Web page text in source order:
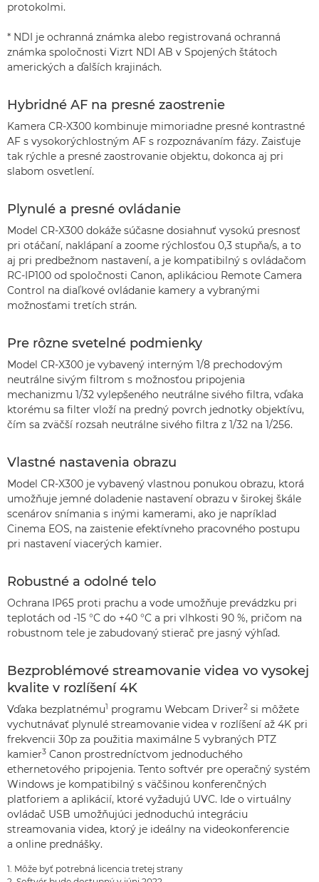
protokolmi.
* NDI je ochranná známka alebo registrovaná ochranná
známka spoločnosti Vizrt NDI AB v Spojených štátoch
amerických a ďalších krajinách.
Hybridné AF na presné zaostrenie
Kamera CR-X300 kombinuje mimoriadne presné kontrastné
AF s vysokorýchlostným AF s rozpoznávaním fázy. Zaisťuje
tak rýchle a presné zaostrovanie objektu, dokonca aj pri
slabom osvetlení.
Plynulé a presné ovládanie
Model CR-X300 dokáže súčasne dosiahnuť vysokú presnosť
pri otáčaní, naklápaní a zoome rýchlosťou 0,3 stupňa/s, a to
aj pri predbežnom nastavení, a je kompatibilný s ovládačom
RC-IP100 od spoločnosti Canon, aplikáciou Remote Camera
Control na diaľkové ovládanie kamery a vybranými
možnosťami tretích strán.
Pre rôzne svetelné podmienky
Model CR-X300 je vybavený interným 1/8 prechodovým
neutrálne sivým filtrom s možnosťou pripojenia
mechanizmu 1/32 vylepšeného neutrálne sivého filtra, vďaka
ktorému sa filter vloží na predný povrch jednotky objektívu,
čím sa zväčší rozsah neutrálne sivého filtra z 1/32 na 1/256.
Vlastné nastavenia obrazu
Model CR-X300 je vybavený vlastnou ponukou obrazu, ktorá
umožňuje jemné doladenie nastavení obrazu v širokej škále
scenárov snímania s inými kamerami, ako je napríklad
Cinema EOS, na zaistenie efektívneho pracovného postupu
pri nastavení viacerých kamier.
Robustné a odolné telo
Ochrana IP65 proti prachu a vode umožňuje prevádzku pri
teplotách od -15 °C do +40 °C a pri vlhkosti 90 %, pričom na
robustnom tele je zabudovaný stierač pre jasný výhľad.
Bezproblémové streamovanie videa vo vysokej
kvalite v rozlíšení 4K
Vďaka bezplatnému1 programu Webcam Driver2 si môžete
vychutnávať plynulé streamovanie videa v rozlíšení až 4K pri
frekvencii 30p za použitia maximálne 5 vybraných PTZ
kamier3 Canon prostredníctvom jednoduchého
ethernetového pripojenia. Tento softvér pre operačný systém
Windows je kompatibilný s väčšinou konferenčných
platforiem a aplikácií, ktoré vyžadujú UVC. Ide o virtuálny
ovládač USB umožňujúci jednoduchú integráciu
streamovania videa, ktorý je ideálny na videokonferencie
a online prednášky.
1. Môže byť potrebná licencia tretej strany